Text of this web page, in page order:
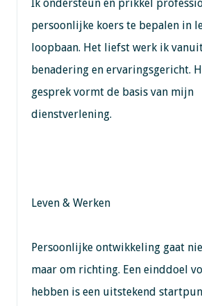
Ik ondersteun en prikkel
persoonlijke koers te bepalen in
loopbaan. Het liefst werk ik
benadering en ervaringsgericht.
gesprek vormt de basis van mijn
dienstverlening.
Leven & Werken
Persoonlijke ontwikkeling gaat
maar om richting. Een einddoel
hebben is een uitstekend